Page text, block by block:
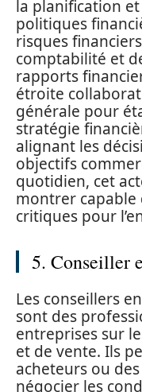
la planification
politiques
risques
comptabilité et
rapports
étroite
générale pour
stratégie
alignant les
objectifs
quotidien, cet
montrer capable
critiques pour
5. Conseiller
Les conseillers
sont des
entreprises sur
et de vente. Ils
acheteurs ou
négocier les